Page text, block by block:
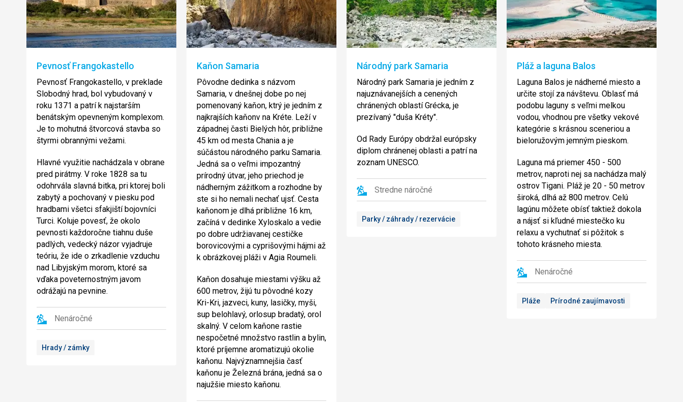
Pevnosť Frangokastello
Pevnosť Frangokastello, v preklade
Slobodný hrad, bol vybudovaný v
roku 1371 a patrí k najstarším
benátským opevneným komplexom.
Je to mohutná štvorcová stavba so
štyrmi obrannými vežami.
Hlavné využitie nachádzala v obrane
pred pirátmy. V roke 1828 sa tu
odohrvála slavná bitka, pri ktorej boli
zabytý a pochovaný v piesku pod
hradbami všetci sfakjiští bojovníci
Turci. Koluje povesť, že okolo
pevnosti každoročne tiahnu duše
padlých, vedecký názor vyjadruje
teóriu, že ide o zrkadlenie vzduchu
nad Libyjským morom, ktoré sa
vďaka poveternostným javom
odrážajú na pevnine.
Nenáročné
Hrady / zámky
Kaňon Samaria
Pôvodne dedinka s názvom
Samaria, v dnešnej dobe po nej
pomenovaný kaňon, ktrý je jedním z
najkrajších kaňonv na Kréte. Leží v
západnej časti Bielých hôr, približne
45 km od mesta Chania a je
súčástou národného parku Samaria.
Jedná sa o veľmi impozantný
prírodný útvar, jeho priechod je
nádherným zážitkom a rozhodne by
ste si ho nemali nechať ujsť. Cesta
kaňonom je dlhá približne 16 km,
začíná v dedinke Xyloskalo a vedie
po dobre udržiavanej cestičke
borovicovými a cyprišovými hájmi až
k obrázkovej pláži v Agia Roumeli.
Kaňon dosahuje miestami výšku až
600 metrov, žijú tu pôvodné kozy
Kri-Kri, jazveci, kuny, lasičky, myši,
sup belohlavý, orlosup bradatý, orol
skalný. V celom kaňone rastie
nespočetné množstvo rastlin a bylin,
ktoré príjemne aromatizujú okolie
kaňonu. Najvýznamnejšia časť
kaňonu je Železná brána, jedná sa o
najužšie miesto kaňonu.
Národný park Samaria
Národný park Samaria je jedním z
najuznávanejších a cenených
chránených oblastí Grécka, je
prezívaný "duša Kréty".
Od Rady Európy obdržal európsky
diplom chránenej oblasti a patrí na
zoznam UNESCO.
Stredne náročné
Parky / záhrady / rezervácie
Pláž a laguna Balos
Laguna Balos je nádherné miesto a
určite stojí za návštevu. Oblasť má
podobu laguny s veľmi melkou
vodou, vhodnou pre všetky vekové
kategórie s krásnou sceneriou a
bieloružovým jemným pieskom.
Laguna má priemer 450 - 500
metrov, naproti nej sa nachádza malý
ostrov Tigani. Pláž je 20 - 50 metrov
široká, dlhá až 800 metrov. Celú
lagúnu môžete obísť taktiež dokola
a nájsť si kľudné miestečko ku
relaxu a vychutnať si pôžitok s
tohoto krásneho miesta.
Nenáročné
Pláže Prírodné zaujímavosti